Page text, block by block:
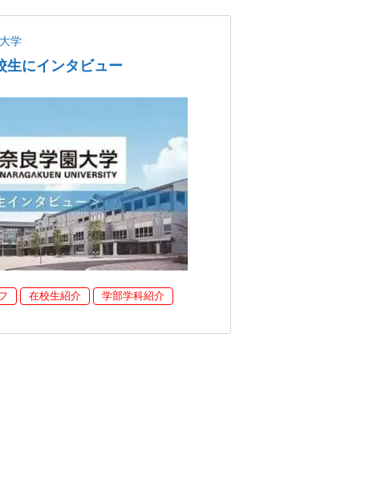
学
生にインタビュー
在校生紹介 学部学科紹介